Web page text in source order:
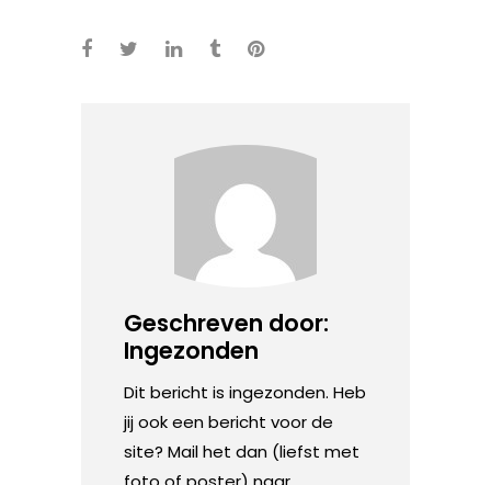
Geschreven door:
Ingezonden
Dit bericht is ingezonden. Heb
jij ook een bericht voor de
site? Mail het dan (liefst met